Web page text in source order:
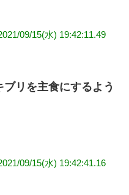
09/15(水) 19:42:11.49
リを主食にするよう
09/15(水) 19:42:41.16